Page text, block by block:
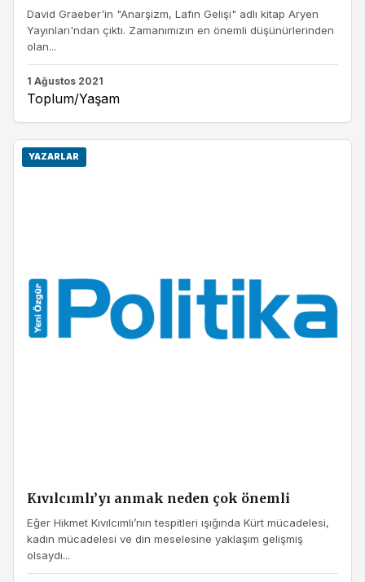
David Graeber'in "Anarşizm, Lafın Gelişi" adlı kitap Aryen
Yayınları'ndan çıktı. Zamanımızın en önemli düşünürlerinden
olan...
1 Ağustos 2021
Toplum/Yaşam
YAZARLAR
Kıvılcımlı’yı anmak neden çok önemli
Eğer Hikmet Kıvılcımlı’nın tespitleri ışığında Kürt mücadelesi,
kadın mücadelesi ve din meselesine yaklaşım gelişmiş
olsaydı...